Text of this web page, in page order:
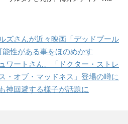
ズさんが近々映画「デッドプール
性がある事をほのめかす
ワートさん、「ドクター・ストレ
・オブ・マッドネス」登場の噂に
神回避する様子が話題に